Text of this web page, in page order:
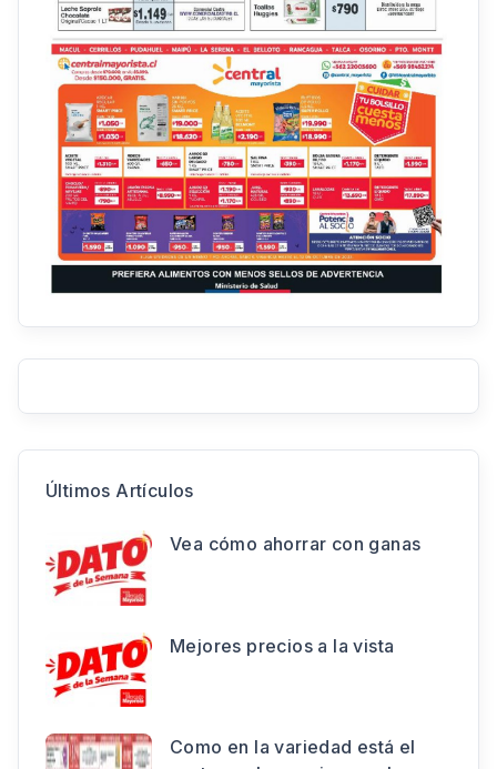
Últimos Artículos
Vea cómo ahorrar con ganas
Mejores precios a la vista
Como en la variedad está el